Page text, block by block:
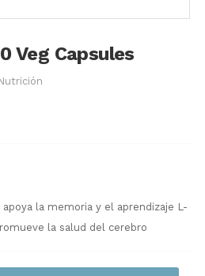
Veg Capsules
la memoria y el aprendizaje L-
la salud del cerebro